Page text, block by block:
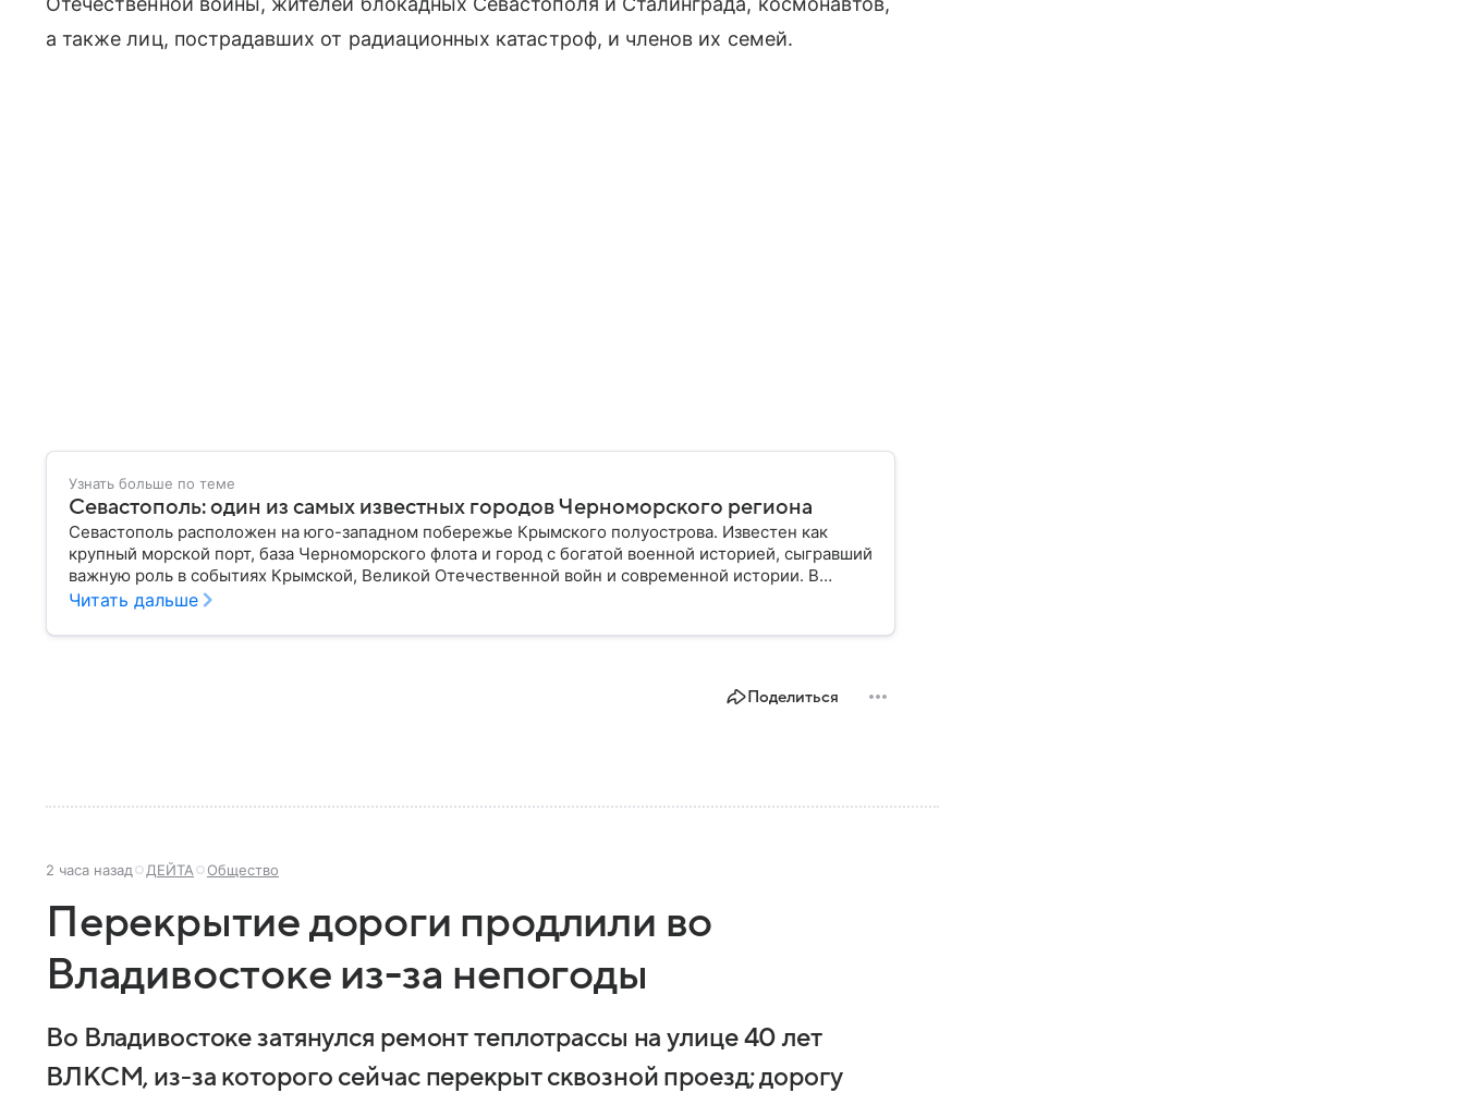
а также лиц, пострадавших от радиационных катастроф, и членов их семей.
Узнать больше по теме
Севастополь: один из самых известных городов Черноморского региона
Севастополь расположен на юго-западном побережье Крымского полуострова. Известен как
крупный морской порт, база Черноморского флота и город с богатой военной историей, сыгравший
важную роль в событиях Крымской, Великой Отечественной войн и современной истории. В
материале — главное об этом городе федерального значения.
Читать дальше
Поделиться
2 часа назад ДЕЙТА Общество
Перекрытие дороги продлили во
Владивостоке из-за непогоды
Во Владивостоке затянулся ремонт теплотрассы на улице 40 лет
ВЛКСМ, из-за которого сейчас перекрыт сквозной проезд; дорогу